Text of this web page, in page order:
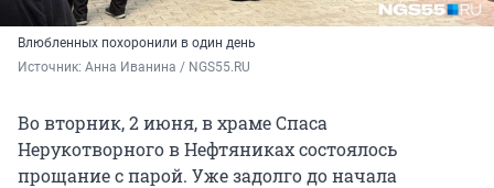
Влюбленных похоронили в один день
Источник: Анна Иванина / NGS55.RU
Во вторник, 2 июня, в храме Спаса
Нерукотворного в Нефтяниках состоялось
прощание с парой. Уже задолго до начала